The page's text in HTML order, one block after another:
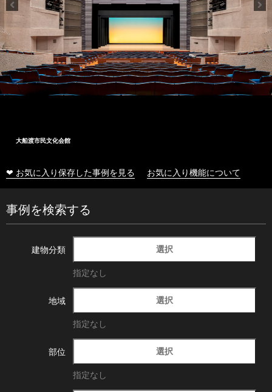
大船渡市民文化会館
❤ お気に入り保存した事例を見る お気に入り機能について
事例を検索する
建物分類 選択
指定なし
地域 選択
指定なし
部位 選択
指定なし